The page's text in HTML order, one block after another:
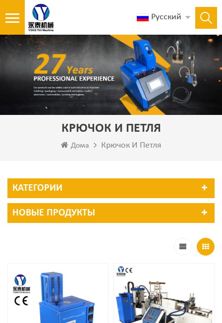
Русский
КРЮЧОК И ПЕТЛЯ
Дома Крючок И Петля
КАТЕГОРИИ
НОВЫЕ ПРОДУКТЫ